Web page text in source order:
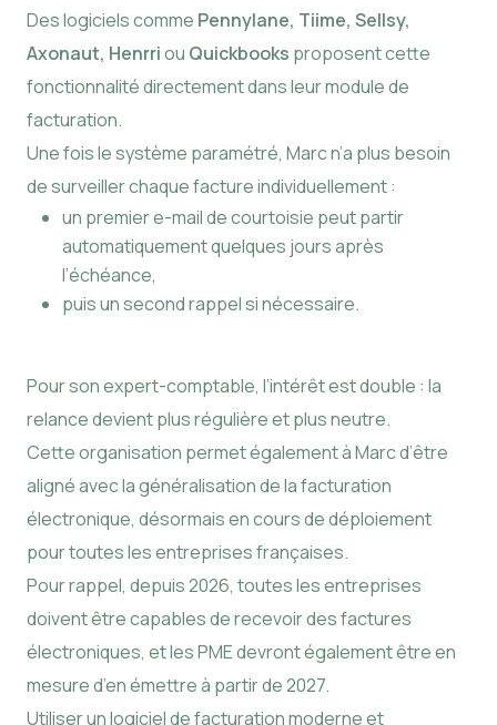
Des logiciels comme Pennylane, Tiime, Sellsy,
Axonaut, Henrriou Quickbooks proposent cette
fonctionnalité directement dans leur module de
facturation.
Une fois le système paramétré, Marc n’a plus besoin
de surveiller chaque facture individuellement :
un premier e-mail de courtoisie peut partir
automatiquement quelques jours après
l’échéance,
puis un second rappel si nécessaire.
Pour son expert-comptable, l’intérêt est double : la
relance devient plus régulière et plus neutre.
Cette organisation permet également à Marc d’être
aligné avec la généralisation de la facturation
électronique, désormais en cours de déploiement
pour toutes les entreprises françaises.
Pour rappel, depuis 2026, toutes les entreprises
doivent être capables de recevoir des factures
électroniques, et les PME devront également être en
mesure d’en émettre à partir de 2027.
Utiliser un logiciel de facturation moderne et